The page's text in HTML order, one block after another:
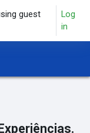
guest
Log
in